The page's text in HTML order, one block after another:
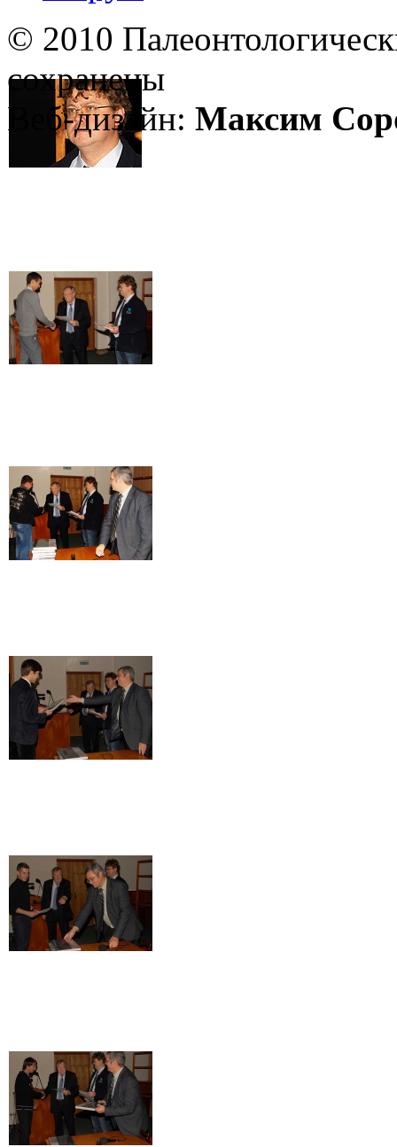
© 2010
сохранены
Веб-дизайн: Максим